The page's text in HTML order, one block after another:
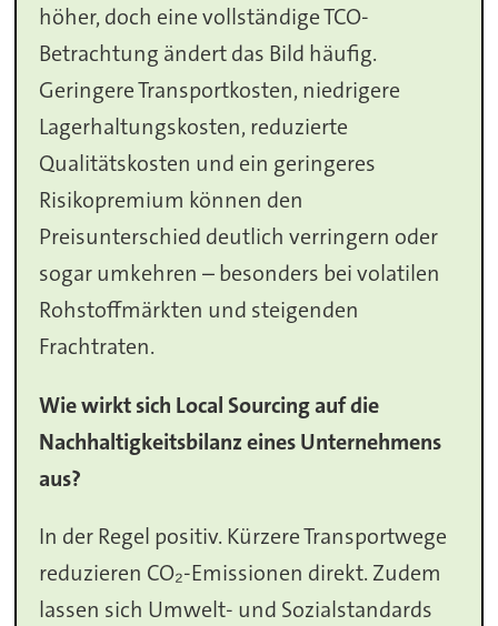
höher, doch eine vollständige TCO-
Betrachtung ändert das Bild häufig.
Geringere Transportkosten, niedrigere
Lagerhaltungskosten, reduzierte
Qualitätskosten und ein geringeres
Risikopremium können den
Preisunterschied deutlich verringern oder
sogar umkehren – besonders bei volatilen
Rohstoffmärkten und steigenden
Frachtraten.
Wie wirkt sich Local Sourcing auf die
Nachhaltigkeitsbilanz eines Unternehmens
aus?
In der Regel positiv. Kürzere Transportwege
reduzieren CO₂-Emissionen direkt. Zudem
lassen sich Umwelt- und Sozialstandards